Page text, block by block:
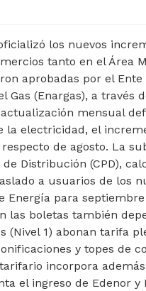
los nuevos
tanto en el Área
aprobadas por el
Gas (Enargas), a
mensual
la electricidad, el
de agosto. La
de Distribución (CPD),
a usuarios de los
Energía para
las boletas también
(Nivel 1) abonan tarifa
y topes de
incorpora
el ingreso de Edenor